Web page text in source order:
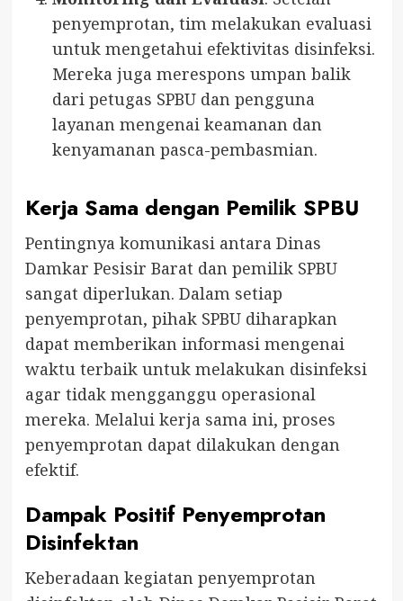
penyemprotan, tim melakukan evaluasi
untuk mengetahui efektivitas disinfeksi.
Mereka juga merespons umpan balik
dari petugas SPBU dan pengguna
layanan mengenai keamanan dan
kenyamanan pasca-pembasmian.
Kerja Sama dengan Pemilik SPBU
Pentingnya komunikasi antara Dinas
Damkar Pesisir Barat dan pemilik SPBU
sangat diperlukan. Dalam setiap
penyemprotan, pihak SPBU diharapkan
dapat memberikan informasi mengenai
waktu terbaik untuk melakukan disinfeksi
agar tidak mengganggu operasional
mereka. Melalui kerja sama ini, proses
penyemprotan dapat dilakukan dengan
efektif.
Dampak Positif Penyemprotan
Disinfektan
Keberadaan kegiatan penyemprotan